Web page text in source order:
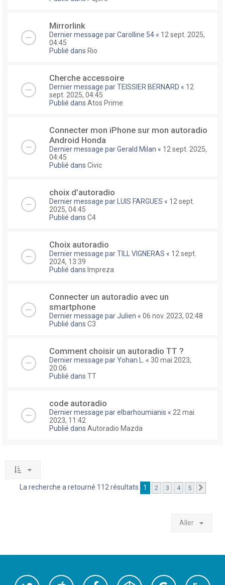
Mirrorlink
Dernier message parCarolline 54 « 12 sept. 2025,
04:45
Publié dans Rio
Cherche accessoire
Dernier message parTEISSIER BERNARD « 12
sept. 2025, 04:45
Publié dans Atos Prime
Connecter mon iPhone sur mon autoradio
Android Honda
Dernier message parGerald Milan « 12 sept. 2025,
04:45
Publié dans Civic
choix d’autoradio
Dernier message par LUIS FARGUES « 12 sept.
2025, 04:45
Publié dans C4
Choix autoradio
Dernier message parTILL VIGNERAS « 12 sept.
2024, 13:39
Publié dans Impreza
Connecter un autoradio avec un
smartphone
Dernier message parJulien « 06 nov. 2023, 02:48
Publié dans C3
Comment choisir un autoradio TT ?
Dernier message parYohan L. « 30 mai 2023,
20:06
Publié dans TT
code autoradio
Dernier message parelbarhoumianis « 22 mai
2023, 11:42
Publié dans Autoradio Mazda
La recherche a retourné 112 résultats 1 2 3 4 5
Aller